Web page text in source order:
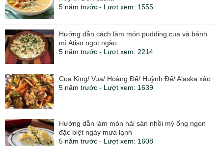
5 năm trước - Lượt xem: 1555
Hướng dẫn cách làm món pudding cua và bánh
mì Atiso ngọt ngào
5 năm trước - Lượt xem: 2214
Cua King/ Vua/ Hoàng Đế/ Huỳnh Đế/ Alaska xào
5 năm trước - Lượt xem: 1639
Hướng dẫn làm món hải sản nhồi mỳ ống ngon
đặc biệt ngày mưa lạnh
5 năm trước - Lượt xem: 1608